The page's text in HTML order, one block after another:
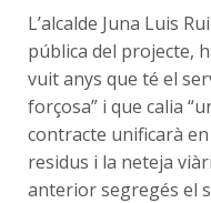
L’alcalde Juna Luis
pública del projecte,
vuit anys que té el
forçosa” i que calia
contracte unificarà
residus i la neteja
anterior segregés el